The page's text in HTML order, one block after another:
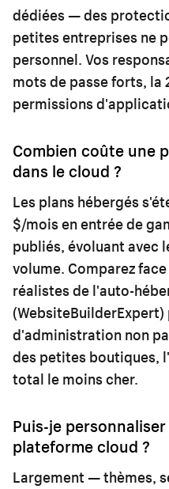
dédiées — des
petites entreprises ne
personnel. Vos
mots de passe forts, la
permissions
Combien coûte une
dans le cloud ?
Les plans hébergés
$/mois en entrée de
publiés, évoluant avec
volume. Comparez
réalistes de l'auto-
(WebsiteBuilderExpert)
d'administration non
des petites boutiques,
total le moins cher.
Puis-je
plateforme cloud ?
Largement — thèmes,